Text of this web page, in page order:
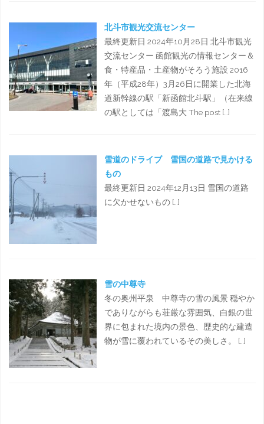
北斗市観光交流センター
最終更新日 2024年10月28日 北斗市観光
交流センター 函館観光の情報センター＆
食・特産品・土産物がそろう施設 2016
年（平成28年）3月26日に開業した北海
道新幹線の駅「新函館北斗駅」（在来線
の駅としては「渡島大 The post […]
雪道のドライブ 雪国の道路で見かける
もの
最終更新日 2024年12月13日 雪国の道路
に欠かせないもの […]
雪の中尊寺
冬の奥州平泉 中尊寺の雪の風景 穏やか
でありながらも荘厳な雰囲気、白銀の世
界に包まれた境内の景色、歴史的な建造
物が雪に覆われているその美しさ。 […]